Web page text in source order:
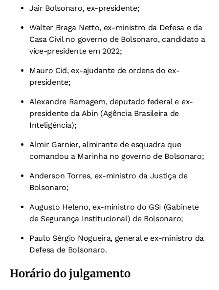
Jair Bolsonaro, ex-presidente;
Walter Braga Netto, ex-ministro da Defesa e da
Casa Civil no governo de Bolsonaro, candidato a
vice-presidente em 2022;
Mauro Cid, ex-ajudante de ordens do ex-
presidente;
Alexandre Ramagem, deputado federal e ex-
presidente da Abin (Agência Brasileira de
Inteligência);
Almir Garnier, almirante de esquadra que
comandou a Marinha no governo de Bolsonaro;
Anderson Torres, ex-ministro da Justiça de
Bolsonaro;
Augusto Heleno, ex-ministro do GSI (Gabinete
de Segurança Institucional) de Bolsonaro;
Paulo Sérgio Nogueira, general e ex-ministro da
Defesa de Bolsonaro.
Horário do julgamento